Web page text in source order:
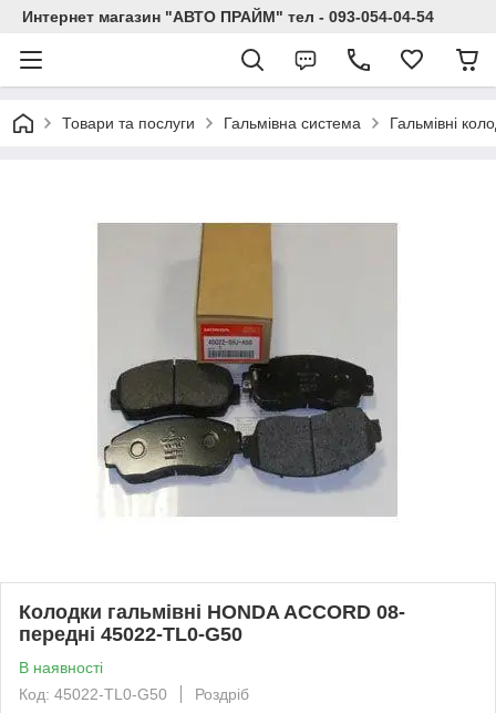
Интернет магазин "АВТО ПРАЙМ" тел - 093-054-04-54
Товари та послуги Гальмівна система Гальмівні
Колодки гальмівні HONDA ACCORD 08-
передні 45022-TL0-G50
В наявності
Код: 45022-TL0-G50
Роздріб